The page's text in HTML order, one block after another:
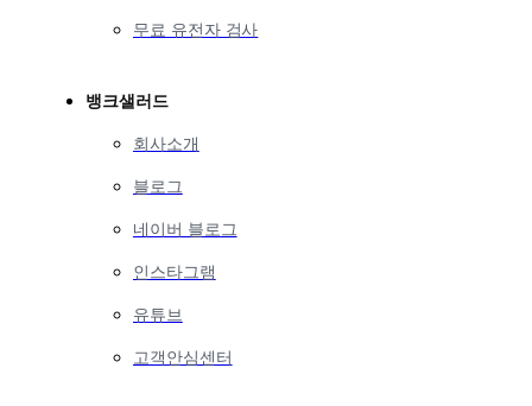
무료 유전자 검사
뱅크샐러드
회사소개
블로그
네이버 블로그
인스타그램
유튜브
고객안심센터